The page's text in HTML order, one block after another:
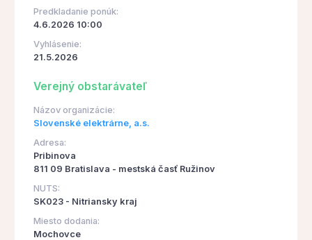
Predkladanie ponúk:
4.6.2026 10:00
Vyhlásenie:
21.5.2026
Verejný obstarávateľ
Názov organizácie:
Slovenské elektrárne, a.s.
Adresa:
Pribinova
811 09 Bratislava - mestská časť Ružinov
NUTS:
SK023 - Nitriansky kraj
Miesto dodania:
Mochovce